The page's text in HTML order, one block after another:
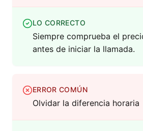
LO CORRECTO
Siempre comprueba el
antes de iniciar la llamada.
ERROR COMÚN
Olvidar la diferencia horaria